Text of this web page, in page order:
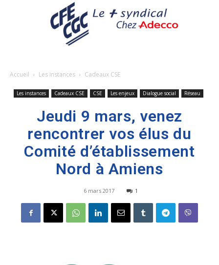
Accueil Les instances Cadeaux CSE
Les instances Cadeaux CSE CSE Les enjeux Dialogue social Réseau
Jeudi 9 mars, venez
rencontrer vos élus du
Comité d’établissement
Nord à Amiens
6 mars 2017 1